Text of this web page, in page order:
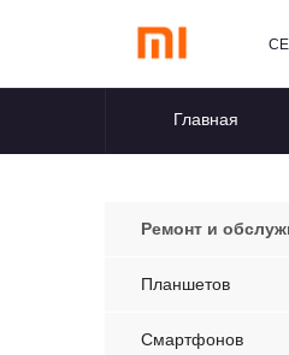
Главная
Ремонт и
Планшетов
Смартфонов